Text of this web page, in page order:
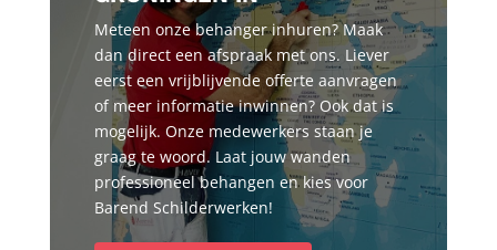
Meteen onze behanger inhuren? Maak
dan direct een afspraak met ons. Liever
eerst een vrijblijvende offerte aanvragen
of meer informatie inwinnen? Ook dat is
mogelijk. Onze medewerkers staan je
graag te woord. Laat jouw wanden
professioneel behangen en kies voor
Barend Schilderwerken!